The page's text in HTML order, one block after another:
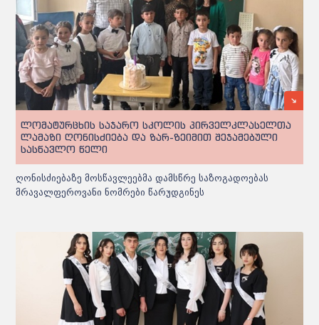
ლომატურცხის საჯარო სკოლის პირველკლასელთა
ლამაზი ღონისძიება და ზარ-ზეიმით შეჯამებული
სასწავლო წელი
ღონისძიებაზე მოსწავლეებმა დამსწრე საზოგადოებას
მრავალფეროვანი ნომრები წარუდგინეს